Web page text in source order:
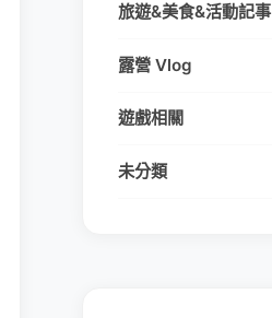
旅遊&美食&活動記事
露營 Vlog
遊戲相關
未分類